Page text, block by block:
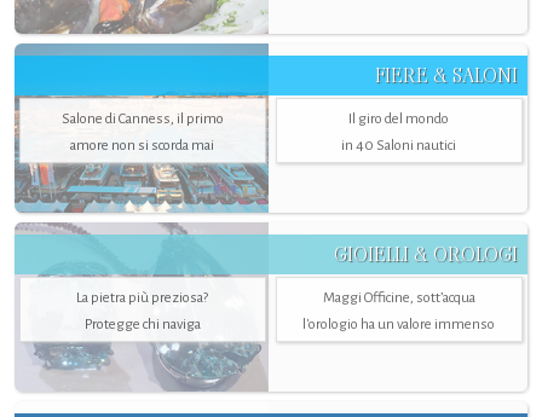
FIERE & SALONI
Salone di Canness, il primo
amore non si scorda mai
Il giro del mondo
in 40 Saloni nautici
GIOIELLI & OROLOGI
La pietra più preziosa?
Protegge chi naviga
Maggi Officine, sott’acqua
l'orologio ha un valore immenso